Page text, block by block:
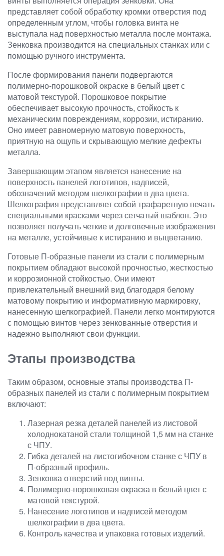
представляет собой обработку кромки отверстия под
определенным углом, чтобы головка винта не
выступала над поверхностью металла после монтажа.
Зенковка производится на специальных станках или с
помощью ручного инструмента.
После формирования панели подвергаются
полимерно-порошковой окраске в белый цвет с
матовой текстурой. Порошковое покрытие
обеспечивает высокую прочность, стойкость к
механическим повреждениям, коррозии, истиранию.
Оно имеет равномерную матовую поверхность,
приятную на ощупь и скрывающую мелкие дефекты
металла.
Завершающим этапом является нанесение на
поверхность панелей логотипов, надписей,
обозначений методом шелкографии в два цвета.
Шелкография представляет собой трафаретную печать
специальными красками через сетчатый шаблон. Это
позволяет получать четкие и долговечные изображения
на металле, устойчивые к истиранию и выцветанию.
Готовые П-образные панели из стали с полимерным
покрытием обладают высокой прочностью, жесткостью
и коррозионной стойкостью. Они имеют
привлекательный внешний вид благодаря белому
матовому покрытию и информативную маркировку,
нанесенную шелкографией. Панели легко монтируются
с помощью винтов через зенкованные отверстия и
надежно выполняют свои функции.
Этапы производства
Таким образом, основные этапы производства П-
образных панелей из стали с полимерным покрытием
включают:
Лазерная резка деталей панелей из листовой
холоднокатаной стали толщиной 1,5 мм на станке
с ЧПУ.
Гибка деталей на листогибочном станке с ЧПУ в
П-образный профиль.
Зенковка отверстий под винты.
Полимерно-порошковая окраска в белый цвет с
матовой текстурой.
Нанесение логотипов и надписей методом
шелкографии в два цвета.
Контроль качества и упаковка готовых изделий.